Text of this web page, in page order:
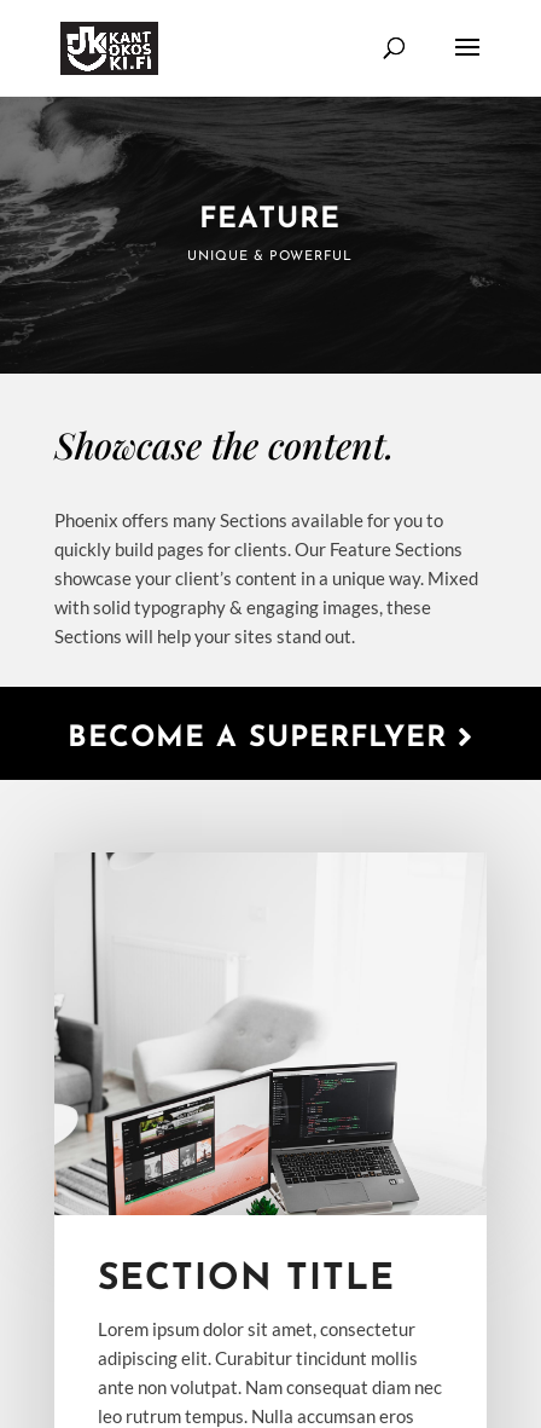
FEATURE
UNIQUE & POWERFUL
Showcase the content.
Phoenix offers many Sections available for you to
quickly build pages for clients. Our Feature Sections
showcase your client’s content in a unique way. Mixed
with solid typography & engaging images, these
Sections will help your sites stand out.
BECOME A SUPERFLYER
SECTION TITLE
Lorem ipsum dolor sit amet, consectetur
adipiscing elit. Curabitur tincidunt mollis
ante non volutpat. Nam consequat diam nec
leo rutrum tempus. Nulla accumsan eros